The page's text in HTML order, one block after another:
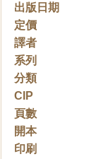
出版日期
定價
譯者
系列
分類
CIP
頁數
開本
印刷